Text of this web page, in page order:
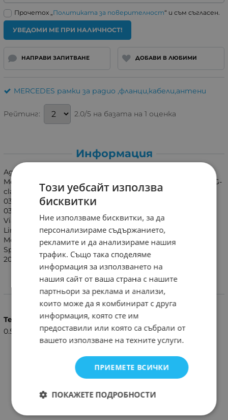
Прочетох „ Политиката за поверителност“ и съм съгласен.
УВЕДОМИ МЕ ПРИ НАЛИЧНОСТ!
НАПРАВИ ЗАПИТВАНЕ ДОБАВИ В ЛЮБИМИ
MERCEDES рамки за радио ,фланци,кабели,антени
Рейтинг: 2.0/5 на базата на 1 оценка
Информация
Адаптер за монтаж на универсално радио 1DIN на
Mercedes,C-class(W203),CLK-class(209),VITO,VIANO(W639)G-
class (463): CLK-class Coupé (C209) 06/2002 -
03/2004,Mercedes CLK-class Convertible (A209) 02/2003 -
03/2004,Mercedes Vito (W639) 04/2004 - 2006,Mercedes
Viano (W639) 04/2004 -2006, Mercedes C-class (W203)
Limousine 03/2000 - 03/2004,Mercedes C-class (S203) T-
Modell 01/2001 - 03/2004,Mercedes C-class (CL203)
Sportcoupe 10/2000 - 03/2004,Mercedes G-class (463) 2001 -
2007
Характеристики
Тегло (кг.)
0.50
Този уебсайт използва
бисквитки
Ние използваме бисквитки, за да
персонализираме съдържанието,
рекламите и да анализираме нашия
трафик. Също така споделяме
информация за използването на
нашия сайт от ваша страна с нашите
партньори за реклама и анализи,
които може да я комбинират с друга
информация, която сте им
предоставили или която са събрали от
вашето използване на техните услуги.
ПРИЕМЕТЕ ВСИЧКИ
ПОКАЖЕТЕ ПОДРОБНОСТИ